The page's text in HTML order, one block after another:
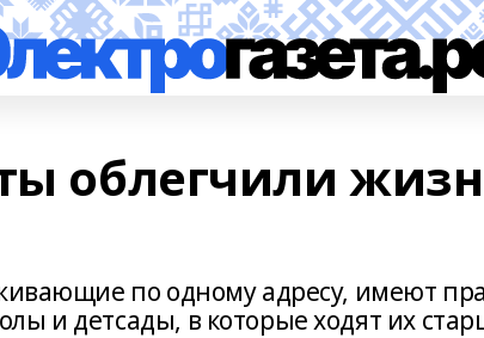
облегчили
по одному адресу, имеют
и детсады, в которые ходят их